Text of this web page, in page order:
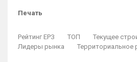
Печать
Рейтинг ЕРЗ ТОП
Текущее
Лидеры рынка
Территориальное